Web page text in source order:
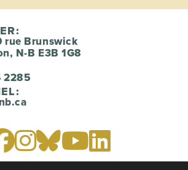
rue Brunswick
N-B E3B 1G8
2285